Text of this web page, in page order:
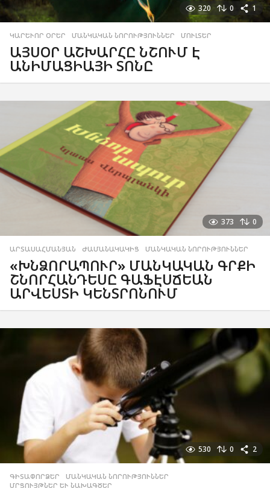
320 0 1
ԿԱՐԵՒՈՐ ՕՐԵՐ ,ՄԱՆԿԱԿԱՆ ՆՈՐՈՒԹՅՈՒՆՆԵՐ ,ՄՈՒԼՏԵՐ
ԱՅՍՕՐ ԱՇԽԱՐՀԸ ՆՇՈՒՄ Է
ԱՆԻՄԱՑԻԱՅԻ ՏՈՆԸ
373 0
ԱՐՏԱՍԱՀՄԱՆՅԱՆ ,ԺԱՄԱՆԱԿԱԿԻՑ ,ՄԱՆԿԱԿԱՆ ՆՈՐՈՒԹՅՈՒՆՆԵՐ
«ԽՆՁՈՐԱՊՈՒՐ» ՄԱՆԿԱԿԱՆ ԳՐՔԻ
ՇՆՈՐՀԱՆԴԵՍԸ ԳԱՖԷՍՃԵԱՆ
ԱՐՎԵՍՏԻ ԿԵՆՏՐՈՆՈՒՄ
530 0 2
ԳԻՏԱՓՈՐՁԵՐ ,ՄԱՆԿԱԿԱՆ ՆՈՐՈՒԹՅՈՒՆՆԵՐ
ՄՐՑՈՒՅԹՆԵՐ ԵՒ ՆԱԽԱԳԾԵՐ